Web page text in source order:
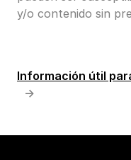
y/o contenido sin
Información útil